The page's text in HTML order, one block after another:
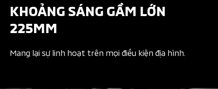
KHOẢNG SÁNG GẦM LỚN
225MM
Mang lại sự linh hoạt trên mọi điều kiện địa hình.